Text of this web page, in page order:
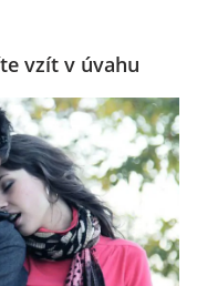
vzít v úvahu